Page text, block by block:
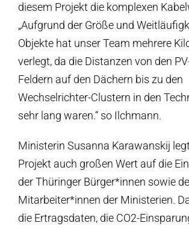
diesem Projekt die komplexen
„Aufgrund der Größe und
Objekte hat unser Team mehrere
verlegt, da die Distanzen von den
Feldern auf den Dächern bis zu den
Wechselrichter-Clustern in den
sehr lang waren.“ so Ilchmann.
Ministerin Susanna Karawanskij
Projekt auch großen Wert auf die
der Thüringer Bürger*innen sowie
Mitarbeiter*innen der Ministerien.
die Ertragsdaten, die CO2-